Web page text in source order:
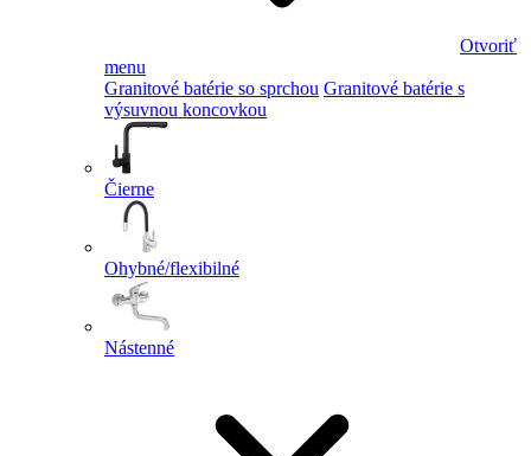
Otvoriť
menu
Granitové batérie so sprchou Granitové batérie s
výsuvnou koncovkou
Čierne
Ohybné/flexibilné
Nástenné